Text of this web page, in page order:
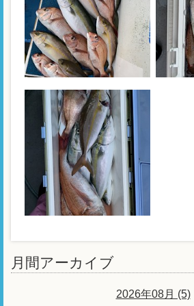
月間アーカイブ
2026年08月 (5)